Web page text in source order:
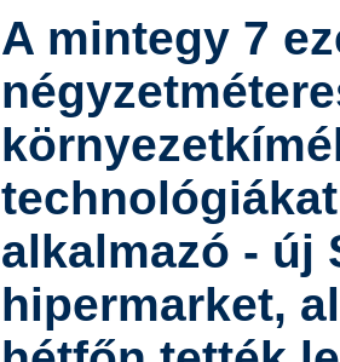
A mintegy 7
technológiákat
alkalmazó - új
hipermarket,